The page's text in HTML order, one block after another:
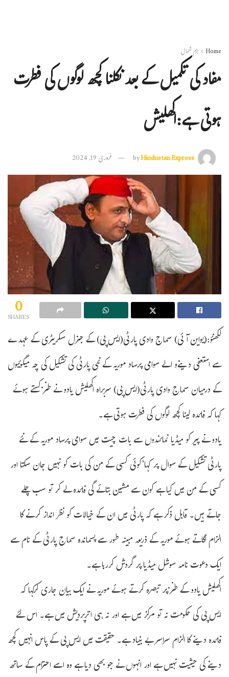
Home بزم شمال
مفاد کی تکمیل کے بعد نکلنا کچھ لوگوں کی فطرت
ہوتی ہے:اکھلیش
byHindustan Express فروری 19, 2024
0
SHARES
لکھنؤ:(یواین آئی) سماج وادی پارٹی(ایس پی) کے جنرل سکریٹری کے عہدے
سے استعفی دینےو الے سوامی پرساد موریہ کے نئی پارٹی کی تشکیل کی چہ میگوئیوں
کے درمیان سماج وادی پارٹی(ایس پی) سربراہ اکھلیش یادو نے طنز کستے ہوئے
کہا کہ فائدہ لینا کچھ لوگوں کی فطرت ہوتی ہے۔
یادو نے پیر کو میڈیا نمائندوں سے بات چیت میں سوامی پرساد موریہ کے نئے
پارٹی تشکیل کے سوال پر کہا’کوئی کسی کے من کی بات کو نہیں جان سکتا اور
کسی کے من میں کیا ہے کون سے مشین بتائے گی فائدہ لے کر تو سب چلے
جاتے ہیں۔ قابل ذکر ہے کہ پارٹی میں ان کے خیالات کو نظر انداز کرنے کا
الزام لگاتے ہوئے موریہ کے ذریعہ مبینہ طور سے پسماندہ سماج پارٹی کے نام سے
ایک دعوت نامہ سوشل میڈیا پر گردش کررہا ہے۔
اکھلیش یادو کے طنز پر تبصرہ کرتے ہوئے موریہ نے ایک بیان جاری کرکہا کہ
ایس پی کی حکومت نہ تو مرکز میں ہے اور نہ ہی اترپردیش میں ہے۔ اس لئے
فائدہ دینے کا الزام سراسر بے بنیاد ہے۔ حقیقت میں ایس پی کے پاس انہیں کچھ
دینے کی حیثیت نہیں ہے اور انہوں نے جو بھی دیا ہے وہ اسے احترام کے ساتھ